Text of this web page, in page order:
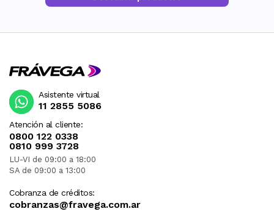
Atención al cliente:
0800 122 0338
0810 999 3728
LU-VI de 09:00 a 18:00
SA de 09:00 a 13:00
Cobranza de créditos:
cobranzas@fravega.com.ar
Asistente virtual
11 2855 5086